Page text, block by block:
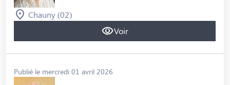
Chauny (02)
Voir
Publié le mercredi 01 avril 2026